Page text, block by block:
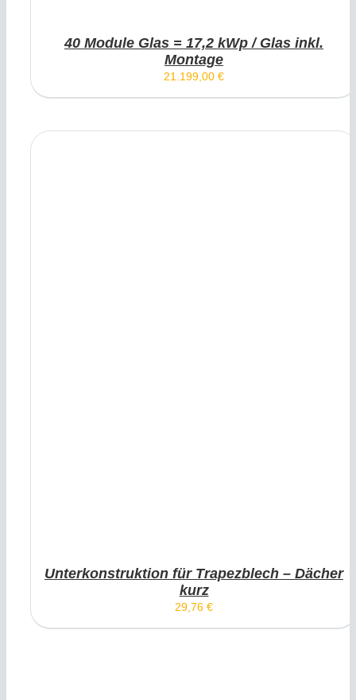
40 Module Glas = 17,2 kWp / Glas inkl.
Montage
21.199,00 €
Unterkonstruktion für Trapezblech – Dächer
kurz
29,76 €